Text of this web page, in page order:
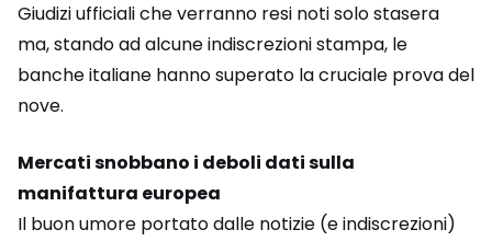
Giudizi ufficiali che verranno resi noti solo stasera
ma, stando ad alcune indiscrezioni stampa, le
banche italiane hanno superato la cruciale prova del
nove.
Mercati snobbano i deboli dati sulla
manifattura europea
Il buon umore portato dalle notizie (e indiscrezioni)